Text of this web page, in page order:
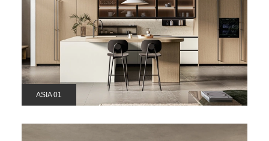
ASIA 01